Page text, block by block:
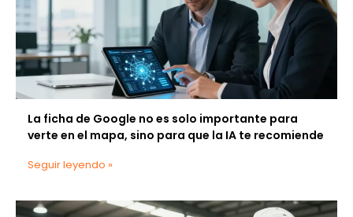
La ficha de Google no es solo importante para
verte en el mapa, sino para que la IA te recomiende
Seguir leyendo »